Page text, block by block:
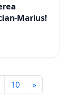
Marius!
10 »